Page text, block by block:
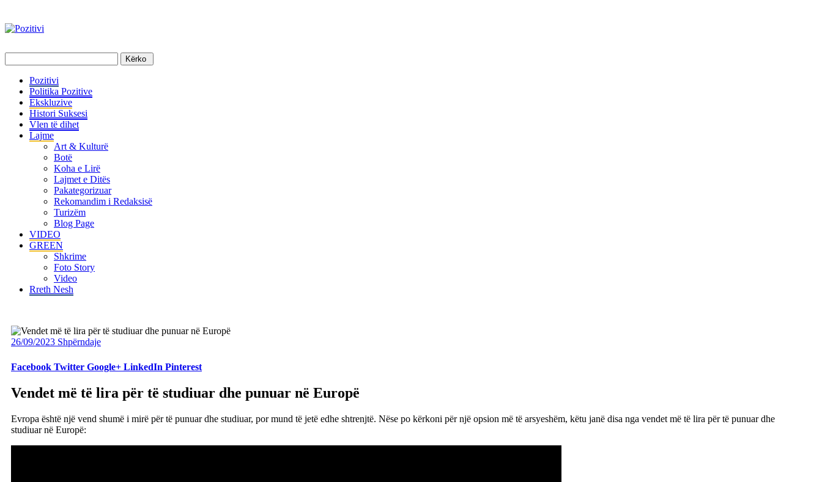
Pozitivi
Politika Pozitive
Ekskluzive
Histori Suksesi
Vlen të dihet
Lajme
Art & Kulturë
Botë
Koha e Lirë
Lajmet e Ditës
Pakategorizuar
Rekomandim i Redaksisë
Turizëm
Blog Page
VIDEO
GREEN
Shkrime
Foto Story
Video
Rreth Nesh
26/09/2023 Shpërndaje
Facebook Twitter Google+ LinkedIn Pinterest
Vendet më të lira për të studiuar dhe punuar në Europë
Evropa është një vend shumë i mirë për të punuar dhe studiuar, por mund të jetë edhe shtrenjtë. Nëse po kërkoni për një opsion më të arsyeshëm, këtu janë disa nga vendet më të lira për të punuar dhe
studiuar në Europë: